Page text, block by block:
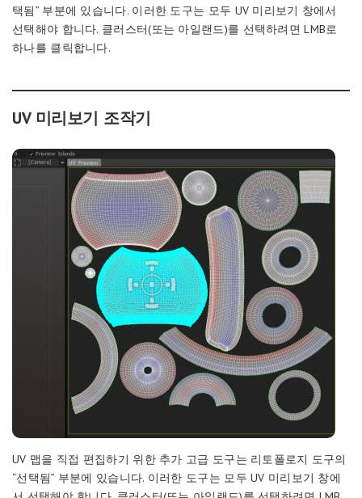
택됨” 부분에 있습니다. 이러한 도구는 모두 UV 미리보기 창에서
선택해야 합니다. 클러스터(또는 아일랜드)를 선택하려면 LMB로
하나를 클릭합니다.
UV 미리보기 조작기
UV 맵을 직접 편집하기 위한 추가 고급 도구는 리토폴로지 도구의
“선택됨” 부분에 있습니다. 이러한 도구는 모두 UV 미리보기 창에